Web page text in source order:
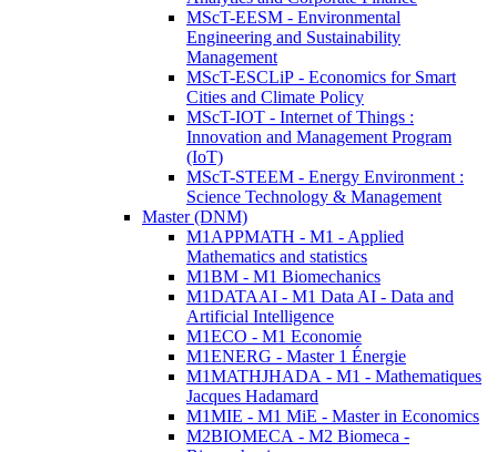
MScT-EESM - Environmental
Engineering and Sustainability
Management
MScT-ESCLiP - Economics for Smart
Cities and Climate Policy
MScT-IOT - Internet of Things :
Innovation and Management Program
(IoT)
MScT-STEEM - Energy Environment :
Science Technology & Management
Master (DNM)
M1APPMATH - M1 - Applied
Mathematics and statistics
M1BM - M1 Biomechanics
M1DATAAI - M1 Data AI - Data and
Artificial Intelligence
M1ECO - M1 Economie
M1ENERG - Master 1 Énergie
M1MATHJHADA - M1 - Mathematiques
Jacques Hadamard
M1MIE - M1 MiE - Master in Economics
M2BIOMECA - M2 Biomeca -